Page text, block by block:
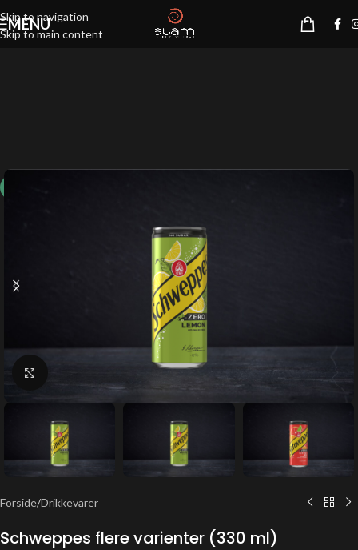
Skip to navigation
Skip to main content
MENU
Forside/Drikkevarer
Schweppes flere varienter (330 ml)